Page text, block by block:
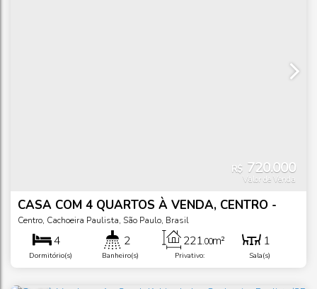
R$ 720.000
Valor de Venda
CASA COM 4 QUARTOS À VENDA, CENTRO -
CACHOEIRA PAULISTA
Centro, Cachoeira Paulista, São Paulo, Brasil
4
Dormitório(s)
2
Banheiro(s) Privativo:
221.00m² 1
Sala(s)
660 m² 2 55 m 12 m